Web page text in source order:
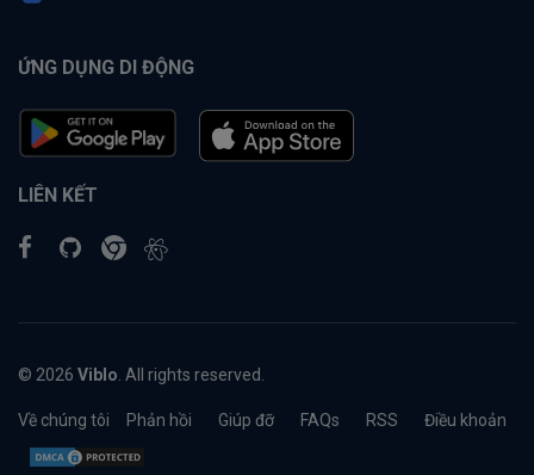
ỨNG DỤNG DI ĐỘNG
LIÊN KẾT
© 2026 Viblo . All rights reserved.
Về chúng tôi Phản hồi Giúp đỡ FAQs RSS Điều khoản